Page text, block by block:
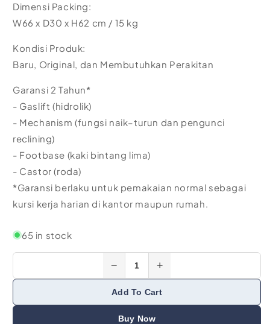
Dimensi Packing:
W66 x D30 x H62 cm / 15 kg
Kondisi Produk:
Baru, Original, dan Membutuhkan Perakitan
Garansi 2 Tahun*
- Gaslift (hidrolik)
- Mechanism (fungsi naik–turun dan pengunci
reclining)
- Footbase (kaki bintang lima)
- Castor (roda)
*Garansi berlaku untuk pemakaian normal sebagai
kursi kerja harian di kantor maupun rumah.
65 in stock
− +
Add To Cart
Buy Now